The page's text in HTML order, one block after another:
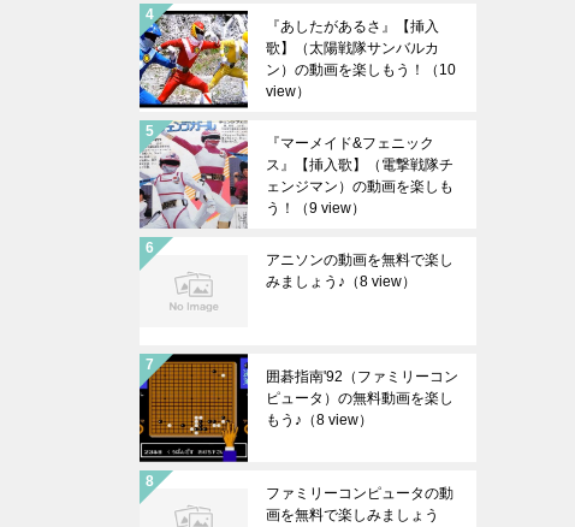
『あしたがあるさ』【挿入
歌】（太陽戦隊サンバルカ
ン）の動画を楽しもう！
（10
view）
『マーメイド&フェニック
ス』【挿入歌】（電撃戦隊チ
ェンジマン）の動画を楽しも
う！
（9 view）
アニソンの動画を無料で楽し
みましょう♪ （8 view）
囲碁指南'92（ファミリーコン
ピュータ）の無料動画を楽し
もう♪ （8 view）
ファミリーコンピュータの動
画を無料で楽しみましょう